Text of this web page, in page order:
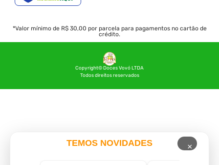
*Valor mínimo de R$ 30,00 por parcela para pagamentos no cartão de
crédito.
Copyright© Doces Vovó LTDA
Todos direitos reservados
TEMOS NOVIDADES ×